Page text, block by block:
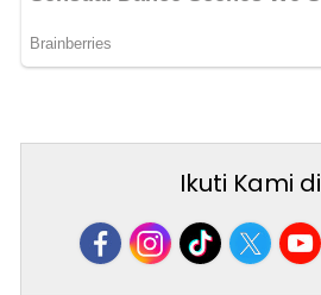
Ikuti Kami di